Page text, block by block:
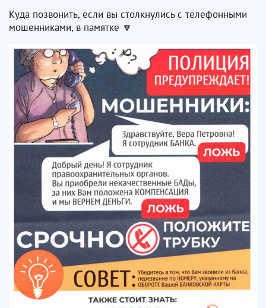
Куда позвонить, если вы столкнулись с телефонными
мошенниками, в памятке 🔽